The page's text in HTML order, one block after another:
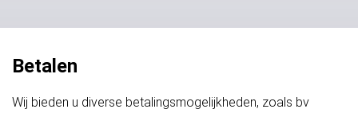
Betalen
Wij bieden u diverse betalingsmogelijkheden, zoals bv